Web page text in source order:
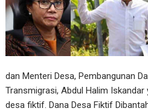
dan Menteri Desa, Pembangunan
Transmigrasi, Abdul Halim
desa fiktif. Dana Desa Fiktif